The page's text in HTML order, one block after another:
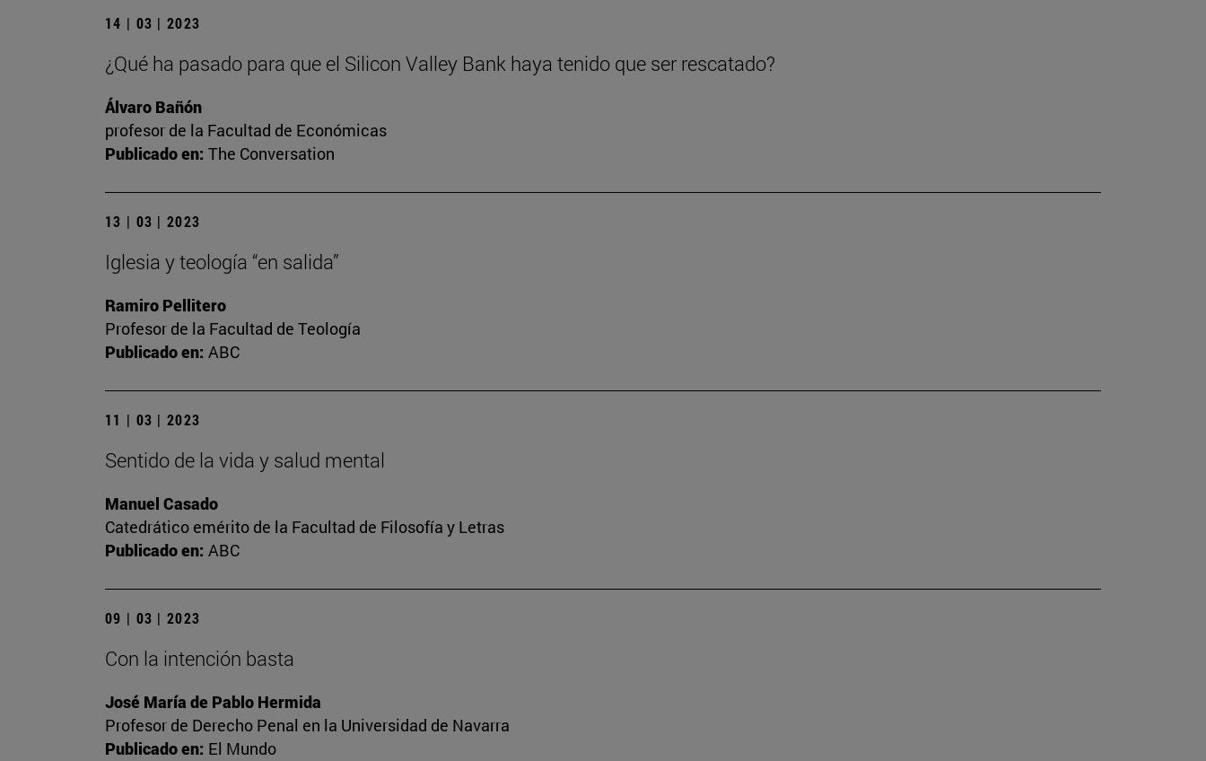
14 | 03 | 2023
¿Qué ha pasado para que el Silicon Valley Bank haya tenido que ser rescatado?
Álvaro Bañón
profesor de la Facultad de Económicas
Publicado en: The Conversation
13 | 03 | 2023
Iglesia y teología “en salida”
Ramiro Pellitero
Profesor de la Facultad de Teología
Publicado en: ABC
11 | 03 | 2023
Sentido de la vida y salud mental
Manuel Casado
Catedrático emérito de la Facultad de Filosofía y Letras
Publicado en: ABC
09 | 03 | 2023
Con la intención basta
José María de Pablo Hermida
Profesor de Derecho Penal en la Universidad de Navarra
Publicado en: El Mundo